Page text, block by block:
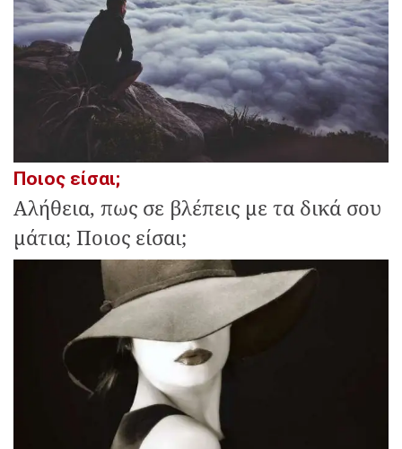
Ποιος είσαι;
Αλήθεια, πως σε βλέπεις με τα δικά σου
μάτια; Ποιος είσαι;